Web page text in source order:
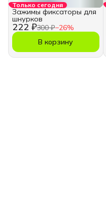
Только сегодня
222 ₽300 ₽−26%
Зажимы фиксаторы для
шнурков
В корзину